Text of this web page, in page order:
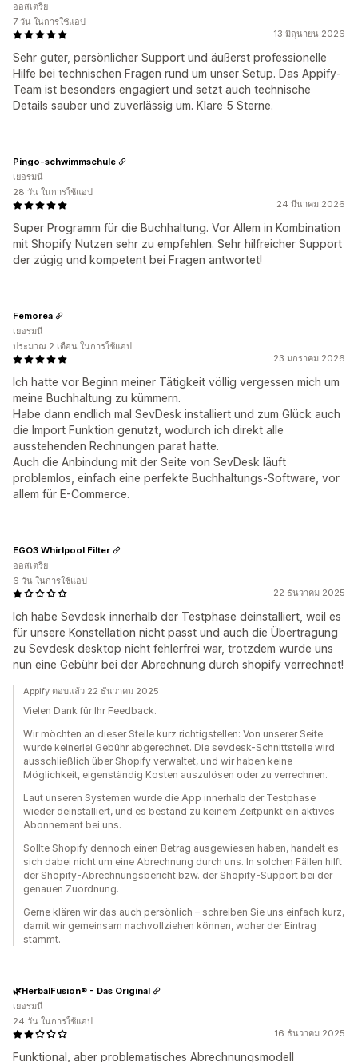
13 มิถุนายน 2026
Sehr guter, persönlicher Support und äußerst professionelle
Hilfe bei technischen Fragen rund um unser Setup. Das Appify-
Team ist besonders engagiert und setzt auch technische
Details sauber und zuverlässig um. Klare 5 Sterne.
ออสเตรีย
7 วัน ในการใช้แอป
24 มีนาคม 2026
Super Programm für die Buchhaltung. Vor Allem in Kombination
mit Shopify Nutzen sehr zu empfehlen. Sehr hilfreicher Support
der zügig und kompetent bei Fragen antwortet!
Pingo-schwimmschule
เยอรมนี
28 วัน ในการใช้แอป
23 มกราคม 2026
Ich hatte vor Beginn meiner Tätigkeit völlig vergessen mich um
meine Buchhaltung zu kümmern.
Habe dann endlich mal SevDesk installiert und zum Glück auch
die Import Funktion genutzt, wodurch ich direkt alle
ausstehenden Rechnungen parat hatte.
Auch die Anbindung mit der Seite von SevDesk läuft
problemlos, einfach eine perfekte Buchhaltungs-Software, vor
allem für E-Commerce.
Femorea
เยอรมนี
ประมาณ 2 เดือน ในการใช้แอป
22 ธันวาคม 2025
Ich habe Sevdesk innerhalb der Testphase deinstalliert, weil es
für unsere Konstellation nicht passt und auch die Übertragung
zu Sevdesk desktop nicht fehlerfrei war, trotzdem wurde uns
nun eine Gebühr bei der Abrechnung durch shopify verrechnet!
EGO3 Whirlpool Filter
ออสเตรีย
6 วัน ในการใช้แอป
Appify ตอบแล้ว 22 ธันวาคม 2025
Vielen Dank für Ihr Feedback.
Wir möchten an dieser Stelle kurz richtigstellen: Von unserer Seite
wurde keinerlei Gebühr abgerechnet. Die sevdesk-Schnittstelle wird
ausschließlich über Shopify verwaltet, und wir haben keine
Möglichkeit, eigenständig Kosten auszulösen oder zu verrechnen.
Laut unseren Systemen wurde die App innerhalb der Testphase
wieder deinstalliert, und es bestand zu keinem Zeitpunkt ein aktives
Abonnement bei uns.
Sollte Shopify dennoch einen Betrag ausgewiesen haben, handelt es
sich dabei nicht um eine Abrechnung durch uns. In solchen Fällen hilft
der Shopify-Abrechnungsbericht bzw. der Shopify-Support bei der
genauen Zuordnung.
Gerne klären wir das auch persönlich – schreiben Sie uns einfach kurz,
damit wir gemeinsam nachvollziehen können, woher der Eintrag
stammt.
16 ธันวาคม 2025
Funktional, aber problematisches Abrechnungsmodell
🌿HerbalFusion® - Das Original
เยอรมนี
24 วัน ในการใช้แอป